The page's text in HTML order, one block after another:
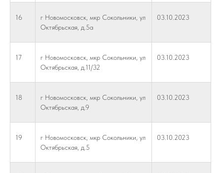
16
г Новомосковск, мкр Сокольники, ул
Октябрьская, д.5а
03.10.2023
17
г Новомосковск, мкр Сокольники, ул
Октябрьская, д.11/32
03.10.2023
18
г Новомосковск, мкр Сокольники, ул
Октябрьская, д.9
03.10.2023
19
г Новомосковск, мкр Сокольники, ул
Октябрьская, д.5
03.10.2023